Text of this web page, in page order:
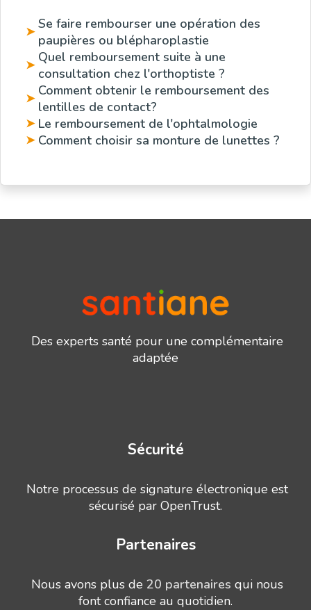
➤ Se faire rembourser une opération des
paupières ou blépharoplastie
➤ Quel remboursement suite à une
consultation chez l'orthoptiste ?
➤ Comment obtenir le remboursement des
lentilles de contact?
➤ Le remboursement de l'ophtalmologie
➤ Comment choisir sa monture de lunettes ?
Des experts santé pour une complémentaire
adaptée
Sécurité
Notre processus de signature électronique est
sécurisé par OpenTrust.
Partenaires
Nous avons plus de 20 partenaires qui nous
font confiance au quotidien.